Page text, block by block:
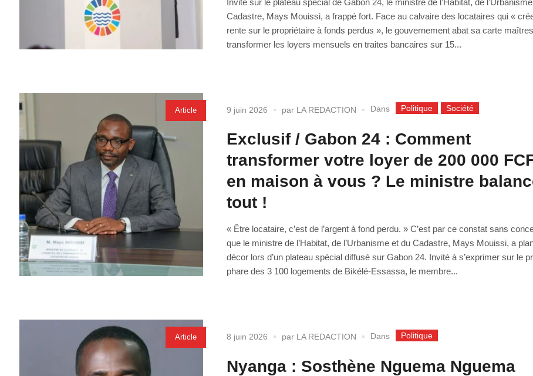
Cadastre, Mays Mouissi, a frappé fort. Face au calvaire des locataires qui «
rente sur le propriétaire à fonds perdus », le gouvernement abat sa carte
transformer les loyers mensuels en traites bancaires sur 15...
Article 9 juin 2026 par LA REDACTION Dans Politique Société
Exclusif / Gabon 24 : Comment
transformer votre loyer de 200 000
en maison à vous ? Le ministre
tout !
« Être locataire, c’est de l’argent à fond perdu. » C’est par ce constat sans
que le ministre de l’Habitat, de l’Urbanisme et du Cadastre, Mays Mouissi, a
décor lors d’un plateau spécial diffusé sur Gabon 24. Invité à s’exprimer sur le
phare des 3 100 logements de Bikélé-Essassa, le membre...
Article 8 juin 2026 par LA REDACTION Dans Politique
Nyanga : Sosthène Nguema Nguema